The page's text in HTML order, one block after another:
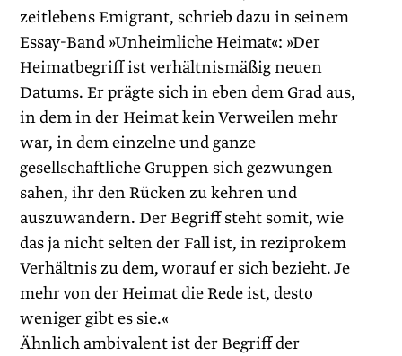
zeitlebens Emigrant, schrieb dazu in seinem
Essay-Band »Unheimliche Heimat«: »Der
Heimatbegriff ist verhältnismäßig neuen
Datums. Er prägte sich in eben dem Grad aus,
in dem in der Heimat kein Verweilen mehr
war, in dem einzelne und ganze
gesellschaftliche Gruppen sich gezwungen
sahen, ihr den Rücken zu kehren und
auszuwandern. Der Begriff steht somit, wie
das ja nicht selten der Fall ist, in reziprokem
Verhältnis zu dem, worauf er sich bezieht. Je
mehr von der Heimat die Rede ist, desto
weniger gibt es sie.«
Ähnlich ambivalent ist der Begriff der